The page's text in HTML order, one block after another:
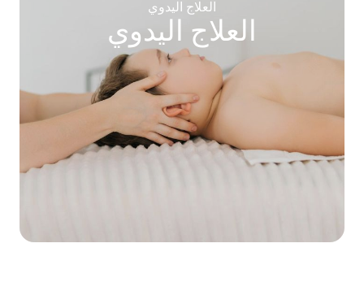
العلاج اليدوي
العلاج اليدوي